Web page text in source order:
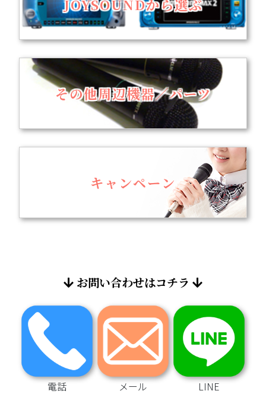
JOYSOUNDから選ぶ
その他周辺機器／パーツ
キャンペーン
お問い合わせはコチラ
電話 メール LINE